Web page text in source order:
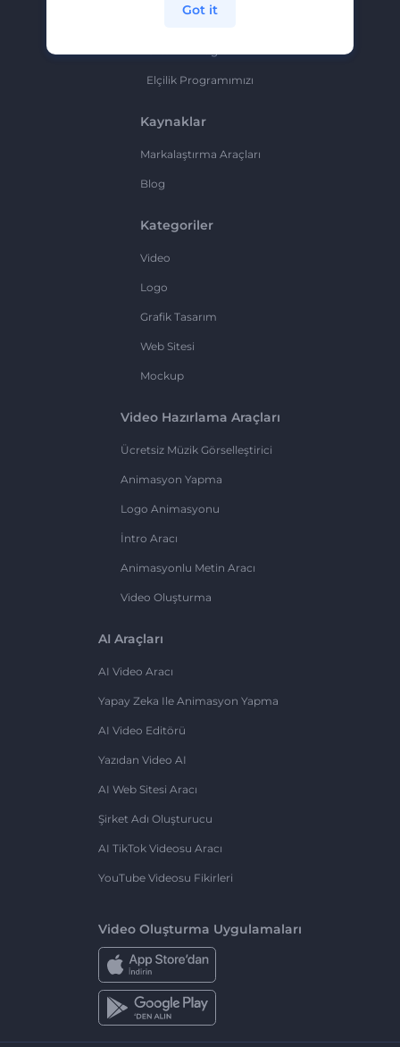
Elçilik Programımızı
Kaynaklar
Markalaştırma Araçları
Blog
Kategoriler
Video
Logo
Grafik Tasarım
Web Sitesi
Mockup
Video Hazırlama Araçları
Ücretsiz Müzik Görselleştirici
Animasyon Yapma
Logo Animasyonu
İntro Aracı
Animasyonlu Metin Aracı
Video Oluşturma
AI Araçları
AI Video Aracı
Yapay Zeka Ile Animasyon Yapma
AI Video Editörü
Yazıdan Video AI
AI Web Sitesi Aracı
Şirket Adı Oluşturucu
AI TikTok Videosu Aracı
YouTube Videosu Fikirleri
Video Oluşturma Uygulamaları
Got it